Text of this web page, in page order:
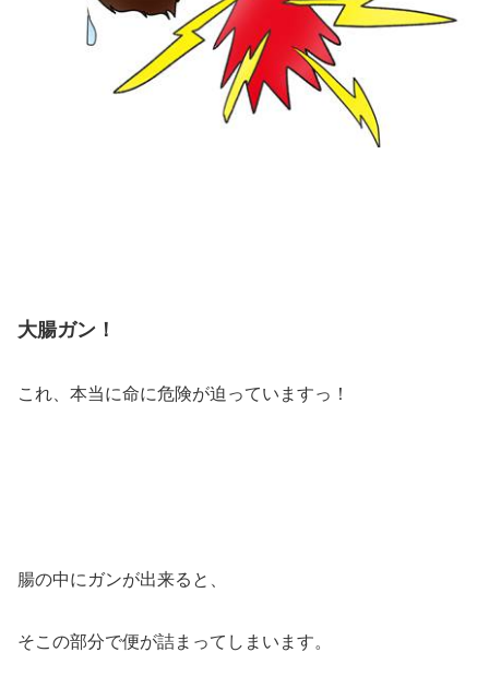
大腸ガン！
これ、本当に命に危険が迫っていますっ！
腸の中にガンが出来ると、
そこの部分で便が詰まってしまいます。